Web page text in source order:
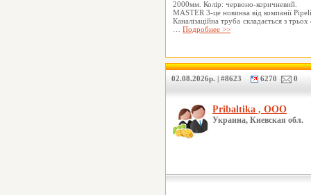
2000мм. Колір: червоно-коричневий.
MASTER 3-це новинка від компанії
Каналізаційна труба складається з
Подробнее >>
02.08.2026р. | #8623 6270 0
Pribaltika , ООО
Украина, Киевская обл.